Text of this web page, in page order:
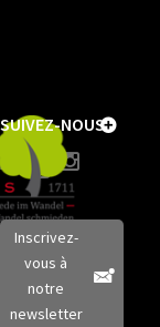
SUIVEZ-NOUS
Inscrivez-
vous à
notre
newsletter